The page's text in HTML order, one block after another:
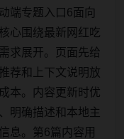
端专题入口6面向
心围绕最新网红吃
求展开。页面先给
荐和上下文说明放
本。内容更新时优
明确描述和本地主
息。第6篇内容用